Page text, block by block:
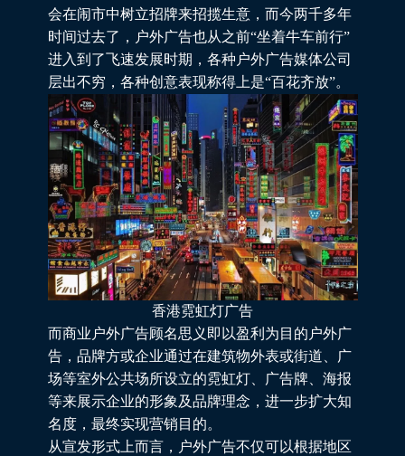
会在闹市中树立招牌来招揽生意，而今两千多年
时间过去了，户外广告也从之前“坐着牛车前行”
进入到了飞速发展时期，各种户外广告媒体公司
层出不穷，各种创意表现称得上是“百花齐放”。
香港霓虹灯广告
而商业户外广告顾名思义即以盈利为目的户外广
告，品牌方或企业通过在建筑物外表或街道、广
场等室外公共场所设立的霓虹灯、广告牌、海报
等来展示企业的形象及品牌理念，进一步扩大知
名度，最终实现营销目的。
从宣发形式上而言，户外广告不仅可以根据地区